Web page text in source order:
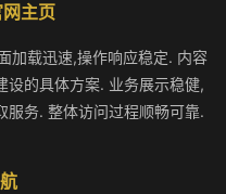
主页
加载迅速,操作响应稳定. 内容
设的具体方案. 业务展示稳健,
服务. 整体访问过程顺畅可靠.